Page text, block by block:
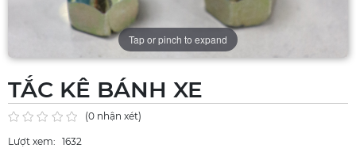
Tap or pinch to expand
TẮC KÊ BÁNH XE
(0 nhận xét)
Lượt xem: 1632